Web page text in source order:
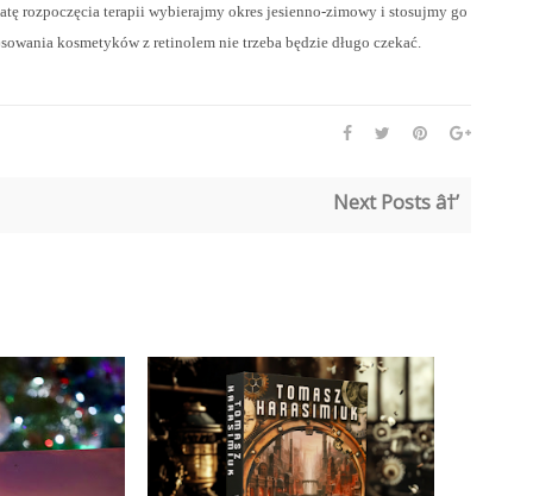
rozpoczęcia terapii wybierajmy okres jesienno-zimowy i stosujmy go
kosmetyków z retinolem nie trzeba będzie długo czekać.
Next Posts â†’